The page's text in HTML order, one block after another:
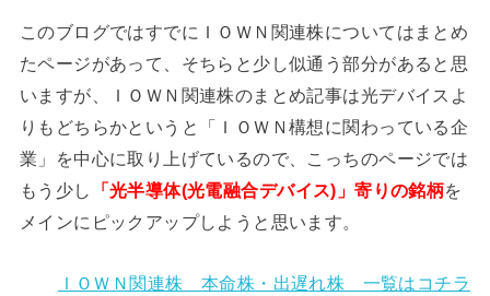
このブログではすでにＩＯＷＮ関連株についてはまとめ
たページがあって、そちらと少し似通う部分があると思
いますが、ＩＯＷＮ関連株のまとめ記事は光デバイスよ
りもどちらかというと「ＩＯＷＮ構想に関わっている企
業」を中心に取り上げているので、こっちのページでは
もう少し
「光半導体(光電融合デバイス)」寄りの銘柄を
メインにピックアップしようと思います。
ＩＯＷＮ関連株 本命株・出遅れ株 一覧はコチラ